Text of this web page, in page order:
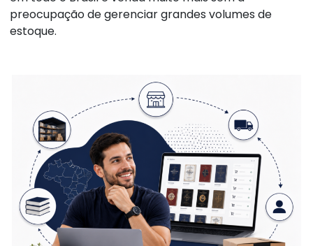
preocupação de gerenciar grandes volumes de
estoque.